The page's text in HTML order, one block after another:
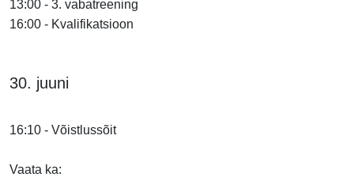
13:00 - 3. vabatreening
16:00 - Kvalifikatsioon
30. juuni
16:10 - Võistlussõit
Vaata ka: